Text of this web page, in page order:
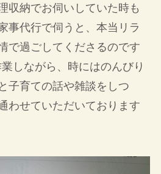
収納でお伺いしていた時も
事代行で伺うと、本当リラ
で過ごしてくださるのです
しながら、時にはのんびり
子育ての話や雑談をしつ
わせていただいております